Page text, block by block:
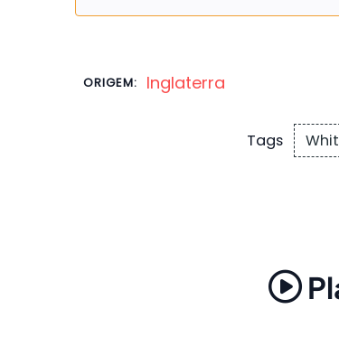
ORIGEM: Inglaterra
Tags